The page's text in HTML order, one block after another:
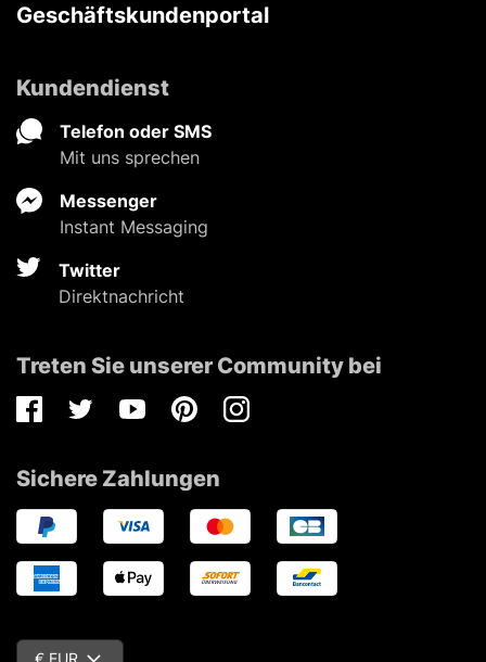
Geschäftskundenportal
Kundendienst
Telefon oder SMS
Mit uns sprechen
Messenger
Instant Messaging
Twitter
Direktnachricht
Treten Sie unserer Community bei
FacebookTwitterYoutubePinterestInstagram
Sichere Zahlungen
€ EUR